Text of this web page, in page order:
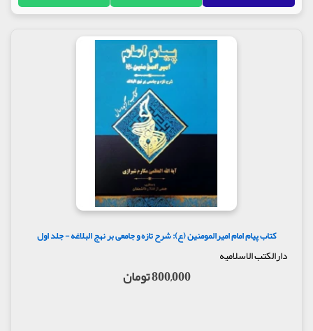
کتاب پیام امام امیرالمومنین (ع): شرح تازه و جامعی بر نهج البلاغه - جلد اول
دارالکتب الاسلامیه
800,000 تومان